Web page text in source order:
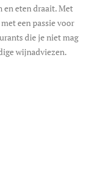
en eten draait. Met
een passie voor
die je niet mag
wijnadviezen.